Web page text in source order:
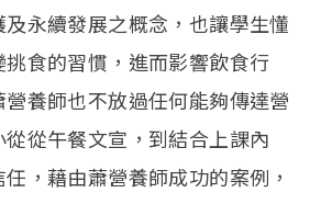
永續發展之概念，也讓學生懂
食的習慣，進而影響飲食行
養師也不放過任何能夠傳達營
從午餐文宣，到結合上課內
，藉由蕭營養師成功的案例，